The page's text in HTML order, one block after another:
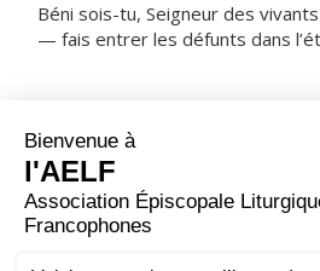
Béni sois-tu, Seigneur des vivants
— fais entrer les défunts dans
ORAISON
Tu protèges, Seigneur, ceux qui
toi rien n'est fort et rien n'est